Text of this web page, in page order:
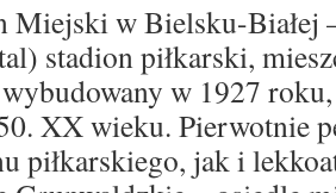
Miejski w Bielsku-Białej
stadion piłkarski,
w 1927
XX wieku. Pierwotnie
piłkarskiego, jak i